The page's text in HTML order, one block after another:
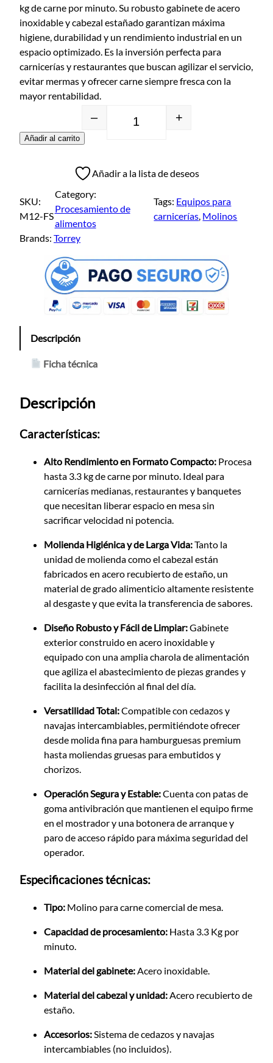
kg de carne por minuto. Su robusto gabinete de acero
inoxidable y cabezal estañado garantizan máxima
higiene, durabilidad y un rendimiento industrial en un
espacio optimizado. Es la inversión perfecta para
carnicerías y restaurantes que buscan agilizar el servicio,
evitar mermas y ofrecer carne siempre fresca con la
mayor rentabilidad.
– +
Añadir al carrito
Añadir a la lista de deseos
SKU:
M12-FS
Category:
Procesamiento de
alimentos
Tags: Equipos para
carnicerías, Molinos
Brands: Torrey
Descripción
Ficha técnica
Descripción
Características:
Alto Rendimiento en Formato Compacto: Procesa
hasta 3.3 kg de carne por minuto. Ideal para
carnicerías medianas, restaurantes y banquetes
que necesitan liberar espacio en mesa sin
sacrificar velocidad ni potencia.
Molienda Higiénica y de Larga Vida:Tanto la
unidad de molienda como el cabezal están
fabricados en acero recubierto de estaño, un
material de grado alimenticio altamente resistente
al desgaste y que evita la transferencia de sabores.
Diseño Robusto y Fácil de Limpiar:Gabinete
exterior construido en acero inoxidable y
equipado con una amplia charola de alimentación
que agiliza el abastecimiento de piezas grandes y
facilita la desinfección al final del día.
Versatilidad Total:Compatible con cedazos y
navajas intercambiables, permitiéndote ofrecer
desde molida fina para hamburguesas premium
hasta moliendas gruesas para embutidos y
chorizos.
Operación Segura y Estable:Cuenta con patas de
goma antivibración que mantienen el equipo firme
en el mostrador y una botonera de arranque y
paro de acceso rápido para máxima seguridad del
operador.
Especificaciones técnicas:
Tipo: Molino para carne comercial de mesa.
Capacidad de procesamiento: Hasta 3.3 Kg por
minuto.
Material del gabinete: Acero inoxidable.
Material del cabezal y unidad: Acero recubierto de
estaño.
Accesorios: Sistema de cedazos y navajas
intercambiables (no incluidos).